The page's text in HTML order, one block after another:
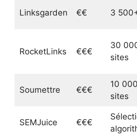
Linksgarden €€ 3
RocketLinks €€€
30
sites
Soumettre €€€
10
sites
SEMJuice €€€